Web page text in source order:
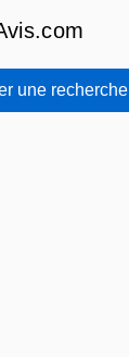
une recherche